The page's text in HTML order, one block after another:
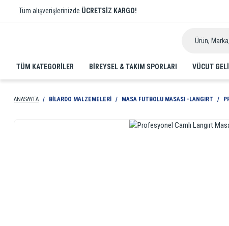
Tüm alışverişlerinizde ÜCRETSİZ KARGO!
TÜM KATEGORİLER BIREYSEL & TAKIM SPORLARI VÜCUT
ANASAYFA BILARDO MALZEMELERI MASA FUTBOLU MASASI -LANGIRT